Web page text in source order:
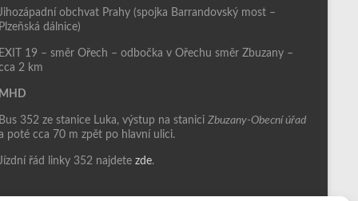
obchvat Prahy (spojka Barrandovský most –
Plzeňská dálnice)
EXIT 19 – směr Ořech – odbočka v Ořechu směr Zbuzany –
2 km
MHD
Bus 352 ze stanice Luka, výstup na staniciZbuzany-Obecní úřad
poté cca 70 m zpět po hlavní ulici.
řád linky 352 najdetezde.